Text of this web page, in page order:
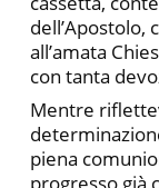
dell’Apostolo,
all’amata
con tanta
Mentre
piena